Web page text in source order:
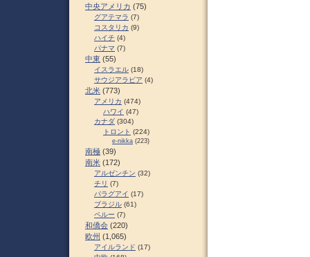
中央アメリカ (75)
グアテマラ (7)
コスタリカ (9)
ハイチ (4)
パナマ (7)
中東 (55)
イスラエル (18)
サウジアラビア (4)
北米 (773)
アメリカ (474)
ハワイ (47)
カナダ (304)
トロント (224)
e-nikka (223)
南極 (39)
南米 (172)
アルゼンチン (32)
チリ (7)
パラグアイ (17)
ブラジル (61)
ペルー (7)
和僑会 (220)
欧州 (1,065)
アイルランド (17)